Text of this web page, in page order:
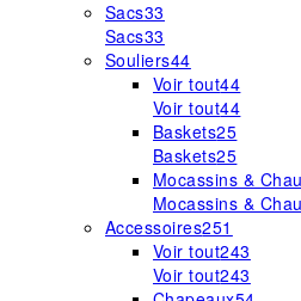
Sacs33
Sacs33
Souliers44
Voir tout44
Voir tout44
Baskets25
Baskets25
Mocassins &
Mocassins &
Accessoires251
Voir tout243
Voir tout243